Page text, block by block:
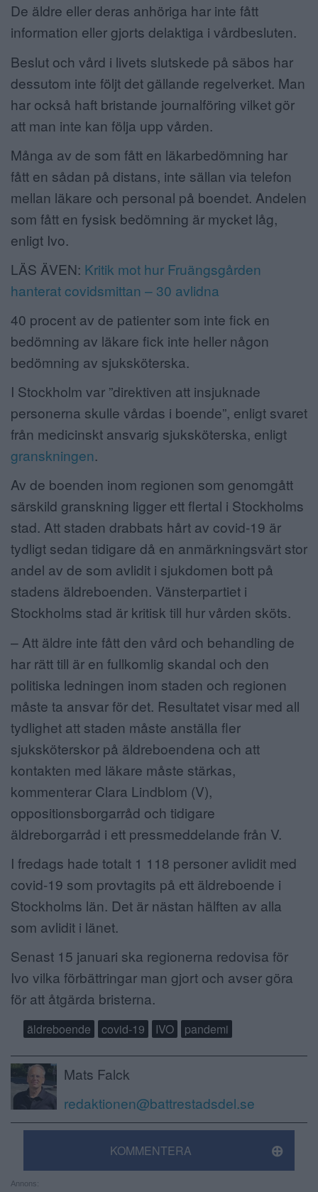
De äldre eller deras anhöriga har inte fått
information eller gjorts delaktiga i vårdbesluten.
Beslut och vård i livets slutskede på säbos har
dessutom inte följt det gällande regelverket. Man
har också haft bristande journalföring vilket gör
att man inte kan följa upp vården.
Många av de som fått en läkarbedömning har
fått en sådan på distans, inte sällan via telefon
mellan läkare och personal på boendet. Andelen
som fått en fysisk bedömning är mycket låg,
enligt Ivo.
LÄS ÄVEN: Kritik mot hur Fruängsgården
hanterat covidsmittan – 30 avlidna
40 procent av de patienter som inte fick en
bedömning av läkare fick inte heller någon
bedömning av sjuksköterska.
I Stockholm var ”direktiven att insjuknade
personerna skulle vårdas i boende”, enligt svaret
från medicinskt ansvarig sjuksköterska, enligt
granskningen.
Av de boenden inom regionen som genomgått
särskild granskning ligger ett flertal i Stockholms
stad. Att staden drabbats hårt av covid-19 är
tydligt sedan tidigare då en anmärkningsvärt stor
andel av de som avlidit i sjukdomen bott på
stadens äldreboenden. Vänsterpartiet i
Stockholms stad är kritisk till hur vården sköts.
– Att äldre inte fått den vård och behandling de
har rätt till är en fullkomlig skandal och den
politiska ledningen inom staden och regionen
måste ta ansvar för det. Resultatet visar med all
tydlighet att staden måste anställa fler
sjuksköterskor på äldreboendena och att
kontakten med läkare måste stärkas,
kommenterar Clara Lindblom (V),
oppositionsborgarråd och tidigare
äldreborgarråd i ett pressmeddelande från V.
I fredags hade totalt 1 118 personer avlidit med
covid-19 som provtagits på ett äldreboende i
Stockholms län. Det är nästan hälften av alla
som avlidit i länet.
Senast 15 januari ska regionerna redovisa för
Ivo vilka förbättringar man gjort och avser göra
för att åtgärda bristerna.
äldreboende covid-19 IVO pandemi
Mats Falck
redaktionen@battrestadsdel.se
KOMMENTERA
Annons: